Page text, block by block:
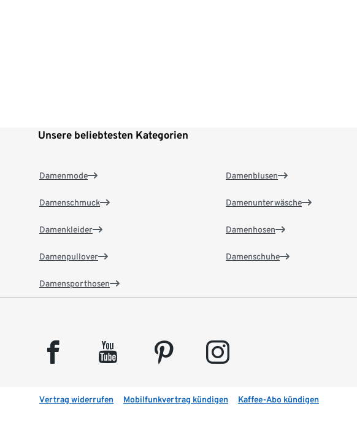
Unsere beliebtesten Kategorien
Damenmode
Damenschmuck
Damenkleider
Damenpullover
Damensporthosen
Damenblusen
Damenunterwäsche
Damenhosen
Damenschuhe
facebook youtube pinterest instagram
Vertrag widerrufen Mobilfunkvertrag kündigen Kaffee-Abo kündigen